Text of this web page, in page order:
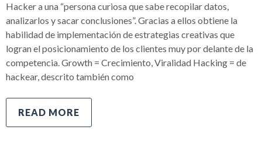
Hacker a una “persona curiosa que sabe recopilar datos,
analizarlos y sacar conclusiones”. Gracias a ellos obtiene la
habilidad de implementación de estrategias creativas que
logran el posicionamiento de los clientes muy por delante de la
competencia. Growth = Crecimiento, Viralidad Hacking = de
hackear, descrito también como
READ MORE